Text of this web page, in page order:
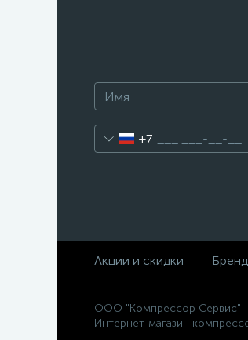
+7
Акции и скидки
ООО "Компрессор Сервис"
Интернет-магазин